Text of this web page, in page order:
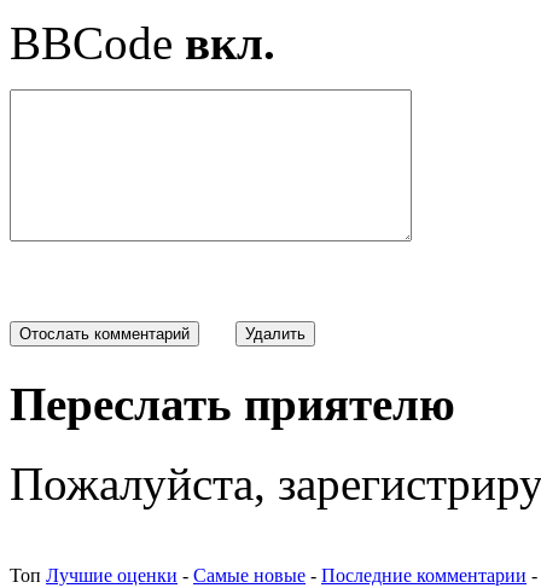
BBCode вкл.
Переслать приятелю
Пожалуйста,
Топ Лучшие оценки - Самые новые - Последние комментарии -